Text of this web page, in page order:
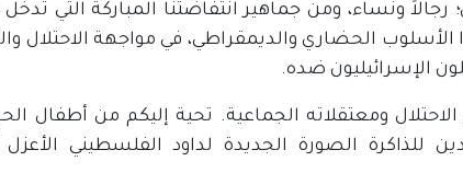
ونساء، ومن جماهير انتفاضتنا المباركة التي تدخل
الأسلوب الحضاري والديمقراطي، في مواجهة الاحتلال
الإسرائيليون ضده.
ومعتقلاته الجماعية. تحية إليكم من أطفال
للذاكرة الصورة الجديدة لداود الفلسطيني